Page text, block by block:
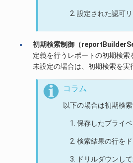
設定された認可
初期検索制御（
定義を行うレポートの初期検
未設定の場合は、初期検索を実
コラム
以下の場合は初期検
保存したプライ
検索結果の行を
ドリルダウンし